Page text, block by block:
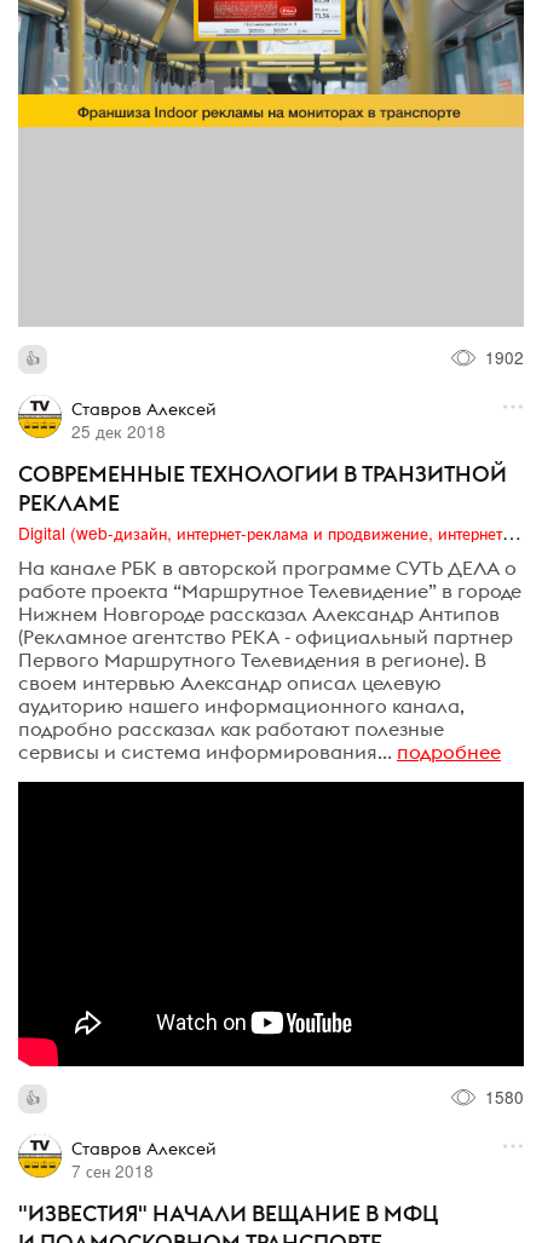
1902
Ставров Алексей
25 дек 2018
СОВРЕМЕННЫЕ ТЕХНОЛОГИИ В ТРАНЗИТНОЙ
РЕКЛАМЕ
Digital (web-дизайн, интернет-реклама и продвижение, интернет-сообщества и блоги, интернет-коммуникации, мобильный маркетинг, реклама на цифровых экранах)
На канале РБК в авторской программе СУТЬ ДЕЛА о
работе проекта “Маршрутное Телевидение” в городе
Нижнем Новгороде рассказал Александр Антипов
(Рекламное агентство РЕКА - официальный партнер
Первого Маршрутного Телевидения в регионе). В
своем интервью Александр описал целевую
аудиторию нашего информационного канала,
подробно рассказал как работают полезные
сервисы и система информирования... подробнее
1580
Ставров Алексей
7 сен 2018
"ИЗВЕСТИЯ" НАЧАЛИ ВЕЩАНИЕ В МФЦ